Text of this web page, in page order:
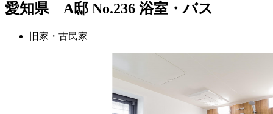
愛知県 A邸 No.236 浴室・バス
旧家・古民家